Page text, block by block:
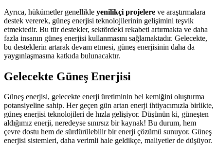
Ayrıca, hükümetler genellikle yenilikçi projelere ve araştırmalara
destek vererek, güneş enerjisi teknolojilerinin gelişimini teşvik
etmektedir. Bu tür destekler, sektördeki rekabeti artırmakta ve daha
fazla insanın güneş enerjisi kullanmasını sağlamaktadır. Gelecekte,
bu desteklerin artarak devam etmesi, güneş enerjisinin daha da
yaygınlaşmasına katkıda bulunacaktır.
Gelecekte Güneş Enerjisi
Güneş enerjisi, gelecekte enerji üretiminin bel kemiğini oluşturma
potansiyeline sahip. Her geçen gün artan enerji ihtiyacımızla birlikte,
güneş enerjisi teknolojileri de hızla gelişiyor. Düşünün ki, güneşten
aldığımız enerji, neredeyse sınırsız bir kaynak! Bu durum, hem
çevre dostu hem de sürdürülebilir bir enerji çözümü sunuyor. Güneş
enerjisi sistemleri, daha verimli hale geldikçe, maliyetler de düşüyor.